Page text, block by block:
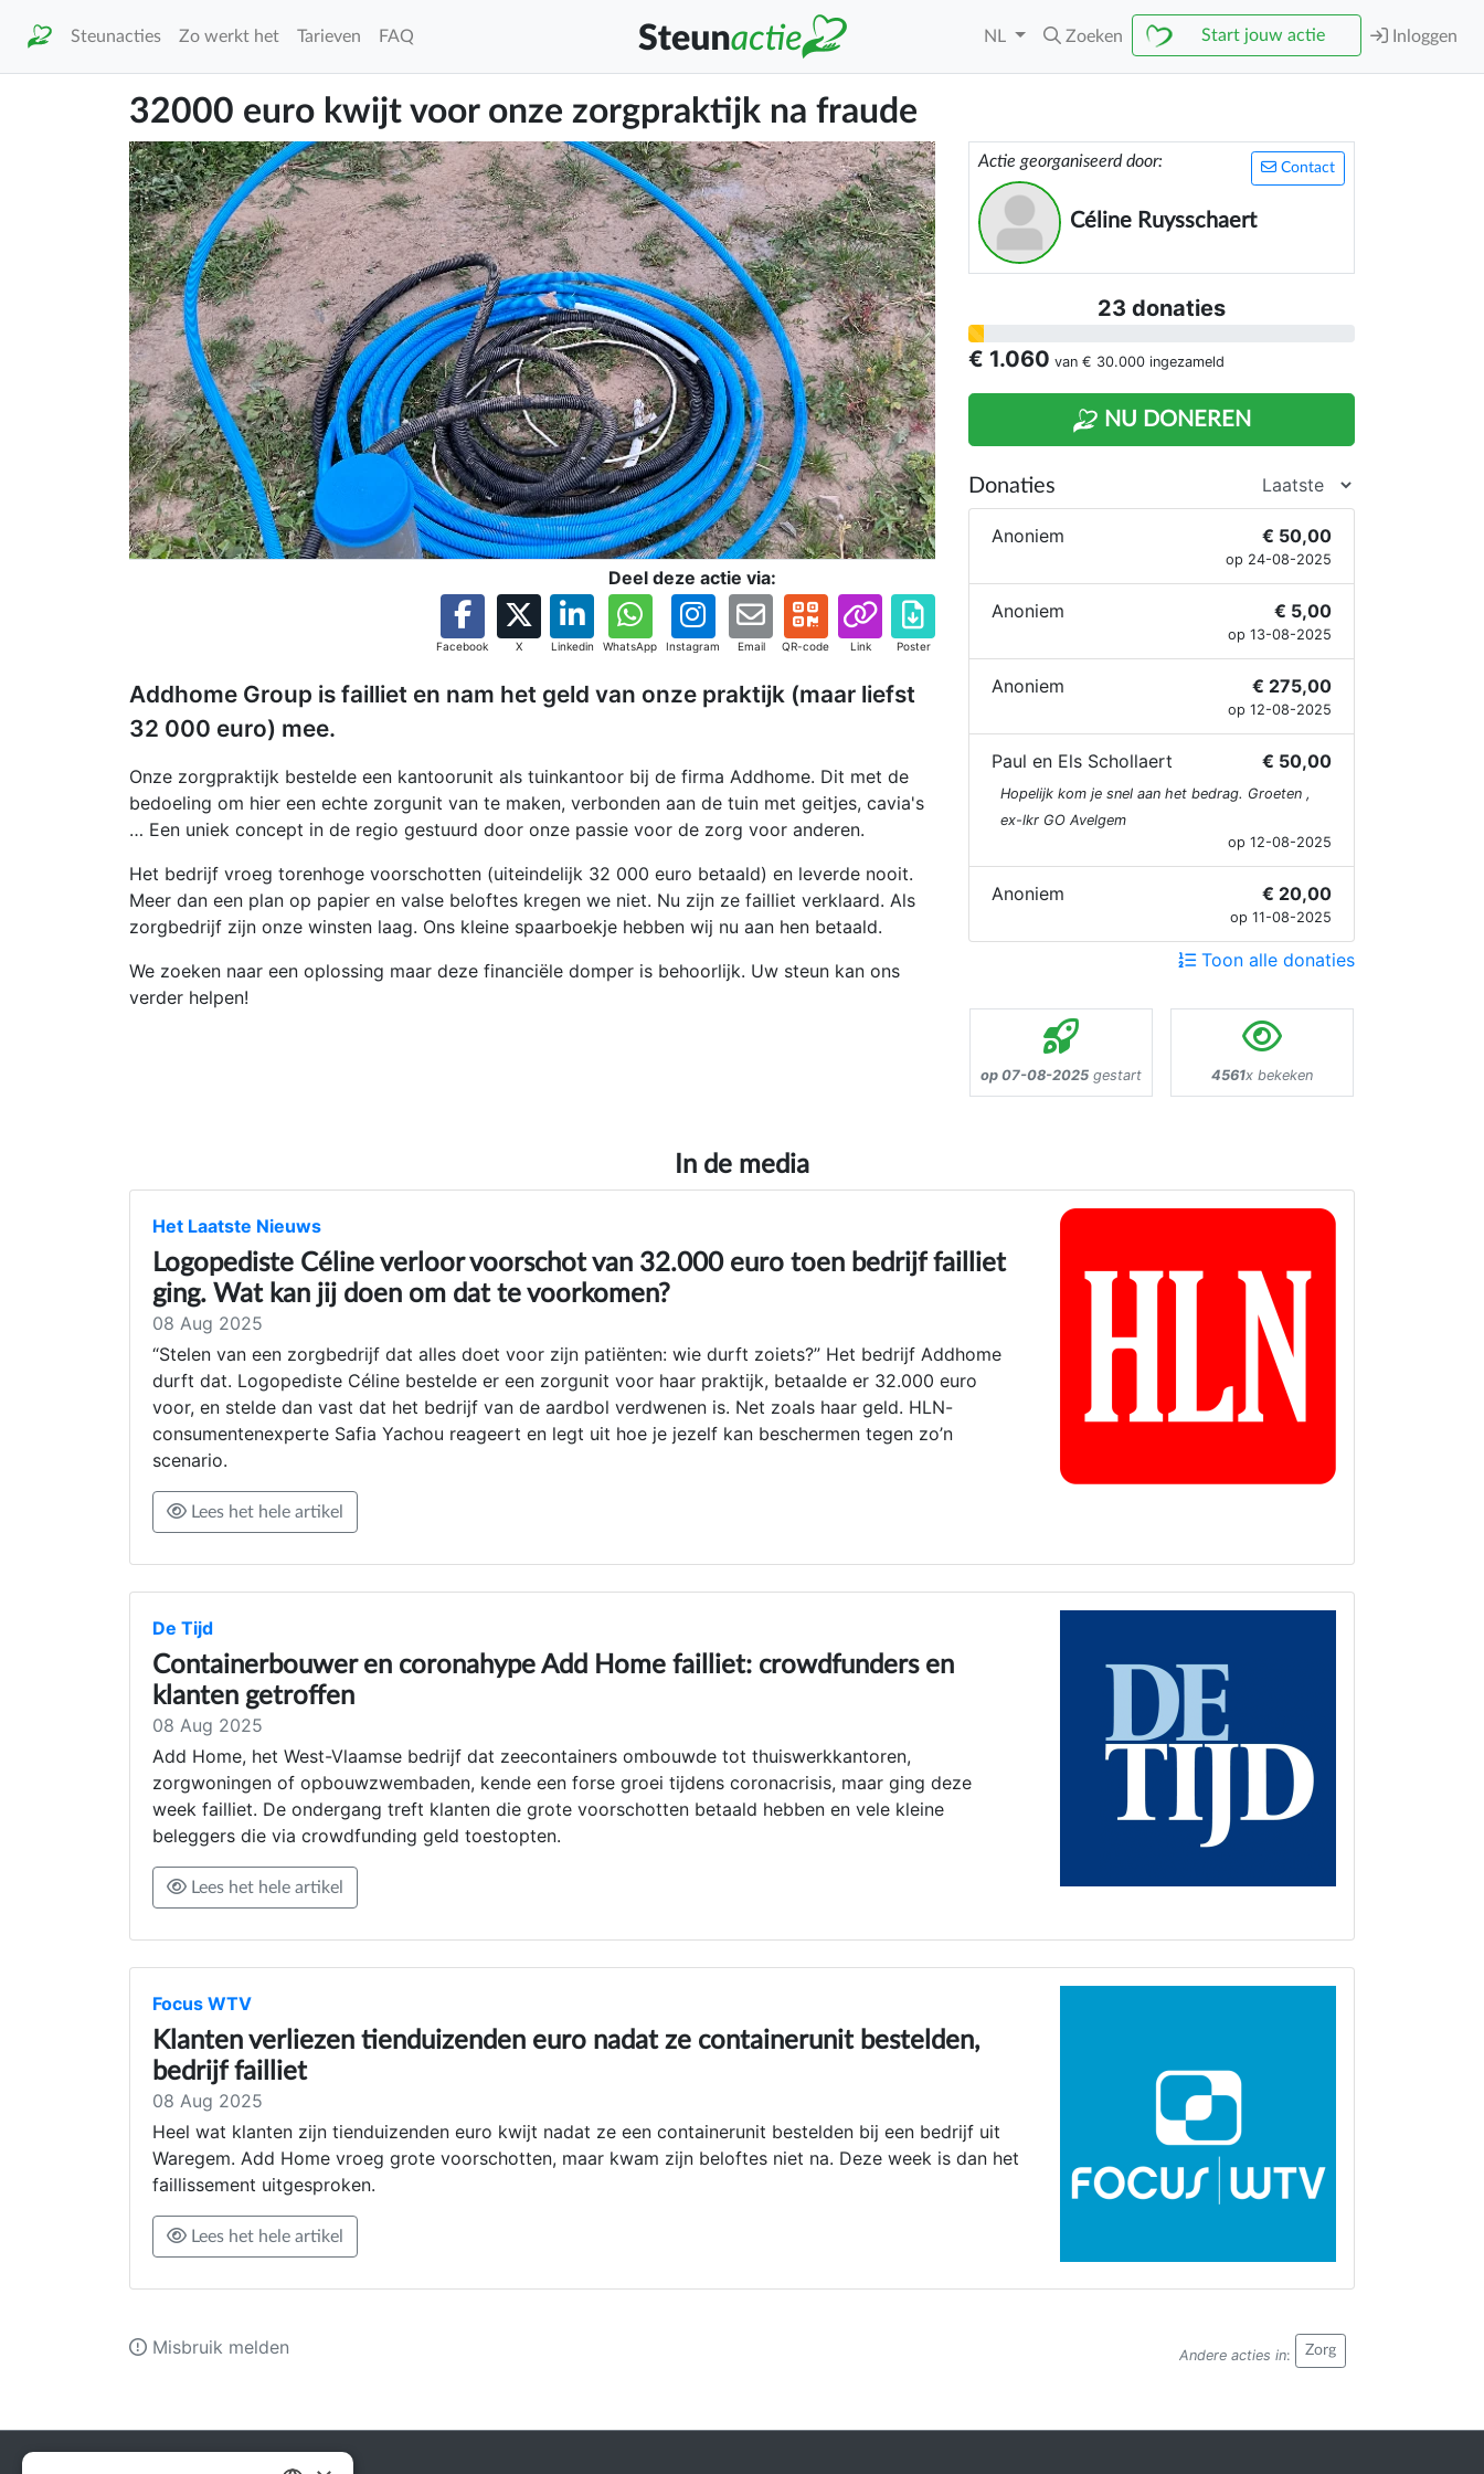
Steunacties Zo werkt het Tarieven FAQ NL Zoeken Start jouw actie Inloggen
32000 euro kwijt voor onze zorgpraktijk na fraude
Deel deze actie via:
Facebook X Linkedin WhatsApp Instagram Email QR-code Link Poster
Addhome Group is failliet en nam het geld van onze praktijk (maar liefst
32 000 euro) mee.
Onze zorgpraktijk bestelde een kantoorunit als tuinkantoor bij de firma Addhome. Dit met de
bedoeling om hier een echte zorgunit van te maken, verbonden aan de tuin met geitjes, cavia's
… Een uniek concept in de regio gestuurd door onze passie voor de zorg voor anderen.
Het bedrijf vroeg torenhoge voorschotten (uiteindelijk 32 000 euro betaald) en leverde nooit.
Meer dan een plan op papier en valse beloftes kregen we niet. Nu zijn ze failliet verklaard. Als
zorgbedrijf zijn onze winsten laag. Ons kleine spaarboekje hebben wij nu aan hen betaald.
We zoeken naar een oplossing maar deze financiële domper is behoorlijk. Uw steun kan ons
verder helpen!
Contact
Actie georganiseerd door:
Céline Ruysschaert
23 donaties
€ 1.060 van € 30.000 ingezameld
NU DONEREN
Donaties
Anoniem € 50,00
op 24-08-2025
Anoniem € 5,00
op 13-08-2025
Anoniem € 275,00
op 12-08-2025
Paul en Els Schollaert € 50,00
Hopelijk kom je snel aan het bedrag. Groeten ,
ex-lkr GO Avelgem
op 12-08-2025
Anoniem € 20,00
op 11-08-2025
Toon alle donaties
op 07-08-2025 gestart 4561x bekeken
In de media
Het Laatste Nieuws
Logopediste Céline verloor voorschot van 32.000 euro toen bedrijf failliet
ging. Wat kan jij doen om dat te voorkomen?
08 Aug 2025
“Stelen van een zorgbedrijf dat alles doet voor zijn patiënten: wie durft zoiets?” Het bedrijf Addhome
durft dat. Logopediste Céline bestelde er een zorgunit voor haar praktijk, betaalde er 32.000 euro
voor, en stelde dan vast dat het bedrijf van de aardbol verdwenen is. Net zoals haar geld. HLN-
consumentenexperte Safia Yachou reageert en legt uit hoe je jezelf kan beschermen tegen zo’n
scenario.
Lees het hele artikel
De Tijd
Containerbouwer en coronahype Add Home failliet: crowdfunders en
klanten getroffen
08 Aug 2025
Add Home, het West-Vlaamse bedrijf dat zeecontainers ombouwde tot thuiswerkkantoren,
zorgwoningen of opbouwzwembaden, kende een forse groei tijdens coronacrisis, maar ging deze
week failliet. De ondergang treft klanten die grote voorschotten betaald hebben en vele kleine
beleggers die via crowdfunding geld toestopten.
Lees het hele artikel
Focus WTV
Klan­ten ver­lie­zen tien­dui­zen­den euro nadat ze con­tai­ner­unit bestel­den,
bedrijf failliet
08 Aug 2025
Heel wat klanten zijn tienduizenden euro kwijt nadat ze een containerunit bestelden bij een bedrijf uit
Waregem. Add Home vroeg grote voorschotten, maar kwam zijn beloftes niet na. Deze week is dan het
faillissement uitgesproken.
Lees het hele artikel
Andere acties in: Zorg
Misbruik melden